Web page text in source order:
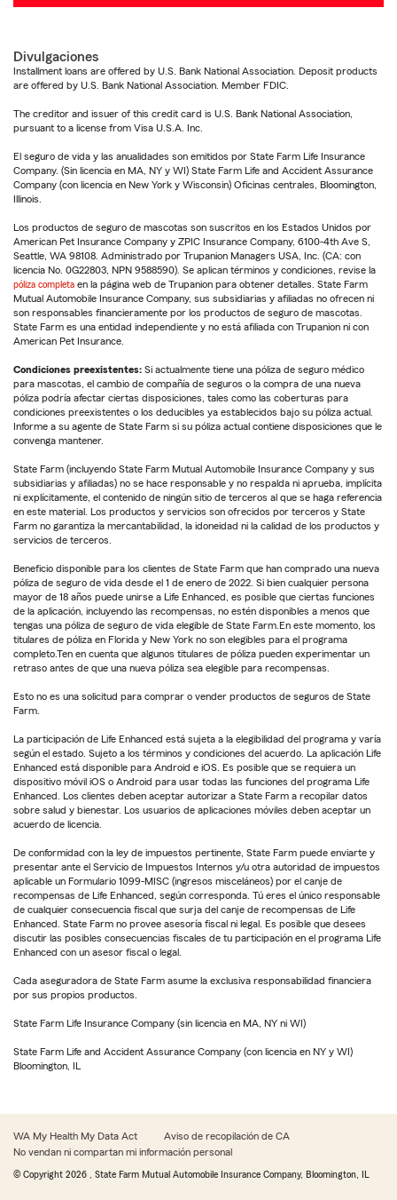
Divulgaciones
Installment loans are offered by U.S. Bank National Association. Deposit products
are offered by U.S. Bank National Association. Member FDIC.
The creditor and issuer of this credit card is U.S. Bank National Association,
pursuant to a license from Visa U.S.A. Inc.
El seguro de vida y las anualidades son emitidos por State Farm Life Insurance
Company. (Sin licencia en MA, NY y WI) State Farm Life and Accident Assurance
Company (con licencia en New York y Wisconsin) Oficinas centrales, Bloomington,
Illinois.
Los productos de seguro de mascotas son suscritos en los Estados Unidos por
American Pet Insurance Company y ZPIC Insurance Company, 6100-4th Ave S,
Seattle, WA 98108. Administrado por Trupanion Managers USA, Inc. (CA: con
licencia No. 0G22803, NPN 9588590). Se aplican términos y condiciones, revise la
póliza completa en la página web de Trupanion para obtener detalles. State Farm
Mutual Automobile Insurance Company, sus subsidiarias y afiliadas no ofrecen ni
son responsables financieramente por los productos de seguro de mascotas.
State Farm es una entidad independiente y no está afiliada con Trupanion ni con
American Pet Insurance.
Condiciones preexistentes: Si actualmente tiene una póliza de seguro médico
para mascotas, el cambio de compañía de seguros o la compra de una nueva
póliza podría afectar ciertas disposiciones, tales como las coberturas para
condiciones preexistentes o los deducibles ya establecidos bajo su póliza actual.
Informe a su agente de State Farm si su póliza actual contiene disposiciones que le
convenga mantener.
State Farm (incluyendo State Farm Mutual Automobile Insurance Company y sus
subsidiarias y afiliadas) no se hace responsable y no respalda ni aprueba, implícita
ni explícitamente, el contenido de ningún sitio de terceros al que se haga referencia
en este material. Los productos y servicios son ofrecidos por terceros y State
Farm no garantiza la mercantabilidad, la idoneidad ni la calidad de los productos y
servicios de terceros.
Beneficio disponible para los clientes de State Farm que han comprado una nueva
póliza de seguro de vida desde el 1 de enero de 2022. Si bien cualquier persona
mayor de 18 años puede unirse a Life Enhanced, es posible que ciertas funciones
de la aplicación, incluyendo las recompensas, no estén disponibles a menos que
tengas una póliza de seguro de vida elegible de State Farm.En este momento, los
titulares de póliza en Florida y New York no son elegibles para el programa
completo.Ten en cuenta que algunos titulares de póliza pueden experimentar un
retraso antes de que una nueva póliza sea elegible para recompensas.
Esto no es una solicitud para comprar o vender productos de seguros de State
Farm.
La participación de Life Enhanced está sujeta a la elegibilidad del programa y varía
según el estado. Sujeto a los términos y condiciones del acuerdo. La aplicación Life
Enhanced está disponible para Android e iOS. Es posible que se requiera un
dispositivo móvil iOS o Android para usar todas las funciones del programa Life
Enhanced. Los clientes deben aceptar autorizar a State Farm a recopilar datos
sobre salud y bienestar. Los usuarios de aplicaciones móviles deben aceptar un
acuerdo de licencia.
De conformidad con la ley de impuestos pertinente, State Farm puede enviarte y
presentar ante el Servicio de Impuestos Internos y/u otra autoridad de impuestos
aplicable un Formulario 1099-MISC (ingresos misceláneos) por el canje de
recompensas de Life Enhanced, según corresponda. Tú eres el único responsable
de cualquier consecuencia fiscal que surja del canje de recompensas de Life
Enhanced. State Farm no provee asesoría fiscal ni legal. Es posible que desees
discutir las posibles consecuencias fiscales de tu participación en el programa Life
Enhanced con un asesor fiscal o legal.
Cada aseguradora de State Farm asume la exclusiva responsabilidad financiera
por sus propios productos.
State Farm Life Insurance Company (sin licencia en MA, NY ni WI)
State Farm Life and Accident Assurance Company (con licencia en NY y WI)
Bloomington, IL
WA My Health My Data Act
Aviso de recopilación de CA
No vendan ni compartan mi información personal
© Copyright 2026 , State Farm Mutual Automobile Insurance Company, Bloomington, IL